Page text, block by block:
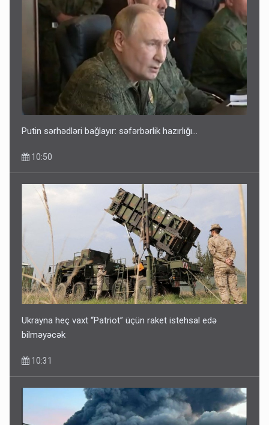
Putin sərhədləri bağlayır: səfərbərlik hazırlığı...
10:50
Ukrayna heç vaxt “Patriot” üçün raket istehsal edə
bilməyəcək
10:31